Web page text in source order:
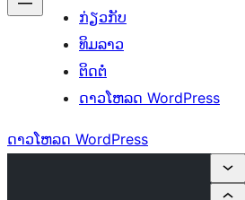
ກ່ຽວກັບ
ທິມລາວ
ຕິດຕໍ່
ດາວໂຫລດ WordPress
ດາວໂຫລດ WordPress